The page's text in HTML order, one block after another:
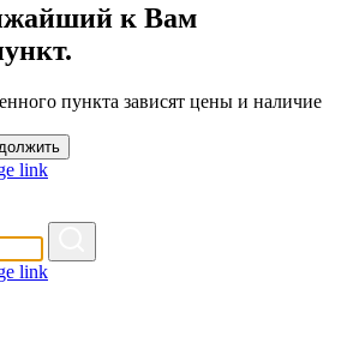
к Вам
.
пункта зависят цены и наличие
link
link